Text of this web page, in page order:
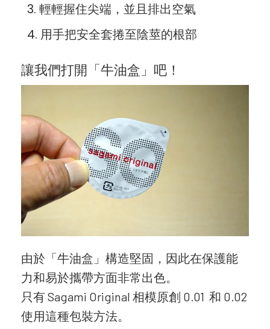
輕輕握住尖端，並且排出空氣
用手把安全套捲至陰莖的根部
讓我們打開「牛油盒」吧！
由於「牛油盒」構造堅固，因此在保護能
力和易於攜帶方面非常出色。
只有 Sagami Original 相模原創 0.01 和 0.02
使用這種包裝方法。